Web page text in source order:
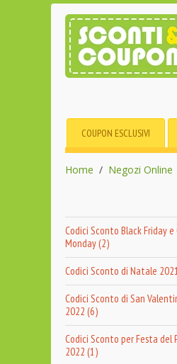
COUPON ESCLUSIVI
Home Negozi Online
Codici Sconto Black Friday e
Monday (2)
Codici Sconto di Natale
Codici Sconto di San
2022 (6)
Codici Sconto per Festa del
2022 (1)